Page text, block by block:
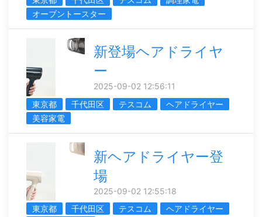
オーブントースター
新登場ヘアドライヤ
ー
2025-09-02 12:56:11
東京都
千代田区 テスコム
ヘアドライヤー
美容家電
新ヘアドライヤー登
場
2025-09-02 12:55:18
東京都
千代田区 テスコム
ヘアドライヤー